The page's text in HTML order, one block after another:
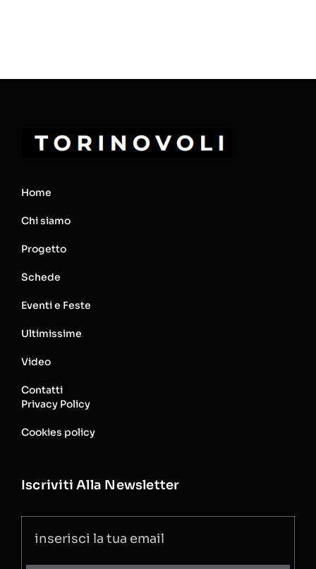
Home
Chi siamo
Progetto
Schede
Eventi e Feste
Ultimissime
Video
Contatti
Privacy Policy
Cookies policy
Iscriviti Alla Newsletter